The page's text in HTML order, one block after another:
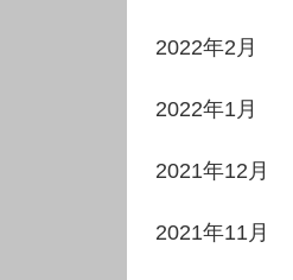
2022年2月
2022年1月
2021年12月
2021年11月